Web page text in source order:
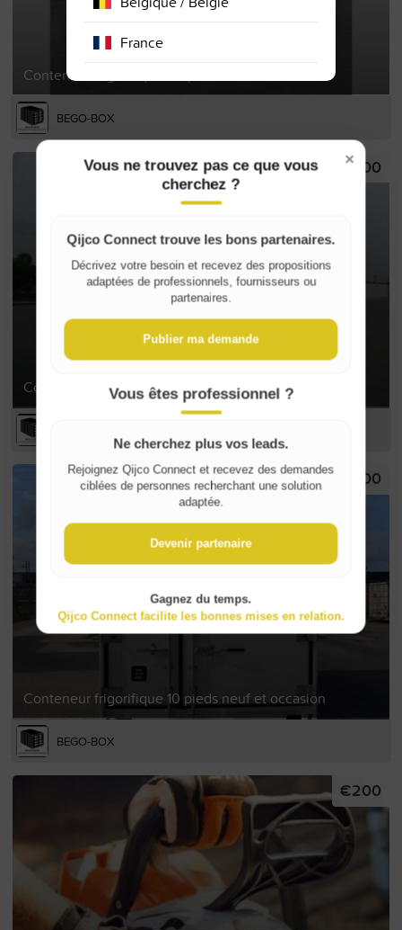
Conteneur frigorifique 40 pieds neuf et occasion
BEGO-BOX
Conteneur frigorifique 20 pieds neuf et occasion
€2,100
Conteneur frigorifique 10 pieds neuf et occasion
€1,800
BEGO-BOX
€200
France
×
Vous ne trouvez pas ce que vous
cherchez ?
Qijco Connect trouve les bons partenaires.
Décrivez votre besoin et recevez des propositions
adaptées de professionnels, fournisseurs ou
partenaires.
Publier ma demande
Vous êtes professionnel ?
Ne cherchez plus vos leads.
Rejoignez Qijco Connect et recevez des demandes
ciblées de personnes recherchant une solution
adaptée.
Devenir partenaire
Gagnez du temps.
Qijco Connect facilite les bonnes mises en relation.